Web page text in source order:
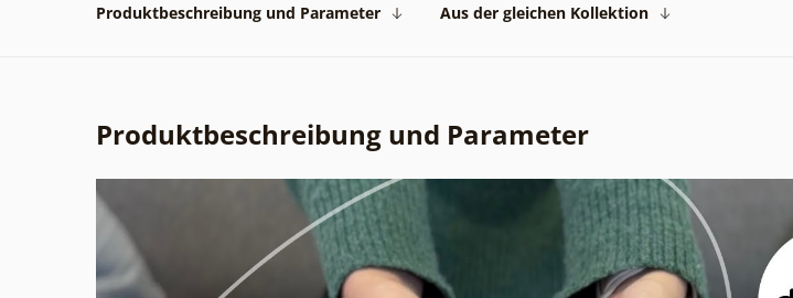
Produktbeschreibung und Parameter Aus der gleichen Kollektion
Produktbeschreibung und Parameter